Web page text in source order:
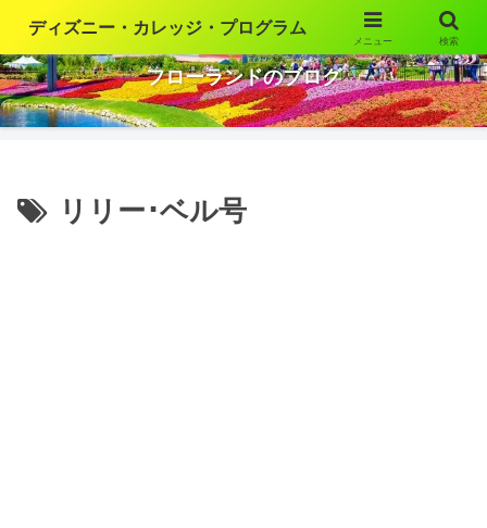
ウォルト・ディズニー・ワールドの魅力を語ります
フローランドのブログ
リリー･ベル号
ディズニー・カレッジ・プログラム
メニュー 検索